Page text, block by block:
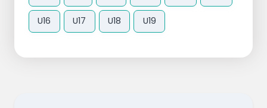
U16 U17 U18 U19